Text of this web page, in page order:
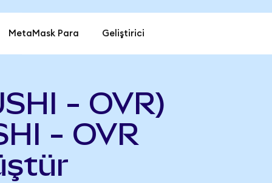
MetaMask Para Geliştirici
- OVR)
- OVR